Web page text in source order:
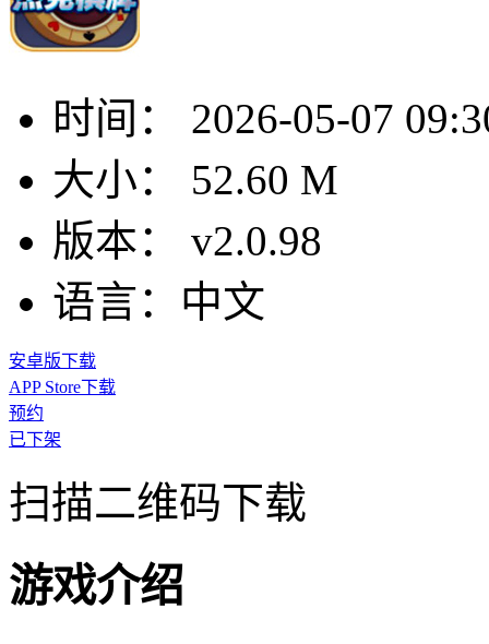
时间：
2026-05-07
大小：
52.60 M
版本：
v2.0.98
语言： 中文
安卓版下载
APP Store下载
预约
已下架
扫描二维码下载
游戏介绍